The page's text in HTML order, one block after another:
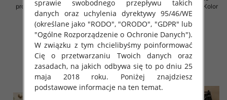
produkt) Roz Standard, Mix Kolor
Paczka 5 szt
60.00 zł
szczegóły
produkt) Roz Standard, Mix Kolor
Paczka 5 szt
75.00 zł
szczegóły
sprawie swobodnego przepływu takich
danych oraz uchylenia dyrektywy 95/46/WE
(określane jako "RODO", "ORODO", "GDPR" lub
"Ogólne Rozporządzenie o Ochronie Danych").
W związku z tym chcielibyśmy poinformować
Cię o przetwarzaniu Twoich danych oraz
zasadach, na jakich odbywa się to po dniu 25
maja 2018 roku. Poniżej znajdziesz
podstawowe informacje na ten temat.